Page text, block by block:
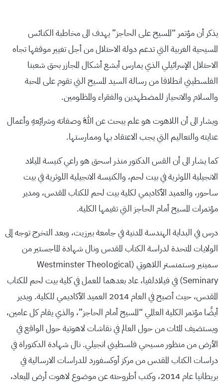
يذكر أن مؤتمر “المسيح على الحاجز” يهدف الى مخاطبة الكنائس
المسيحية الغربية التي تدعم دولة الاحتلال من أجل تغيير موقفها تجاه
الاحتلال الإسرائيلي الذي يمارس أبشع أشكال المجازر بحق شعبنا
الفلسطيني انطلاقا من رسالة السيد المسيح التي تقوم على المحبة
والسلام والانحياز للمضطهدين والفقراء والمظلومين.
ويشار الى أن اللاهوت هو علم يبحث عن اللَّه وصفاته وشرائِعهِ وأعمال
عنايته والتعاليم التي يجب الاعتقاد بها وممارستها.
كما يشار الى أن القس الدكتور منذر اسحق هو راعي كنيسة الميلاد
الانجيلية اللوثرية في بيت لحم، والكنيسة الانجيلية اللوثرية في بيت
ساحور، والعميد الأكاديمي لكلية بيت لحم للكتاب المقدس، ومدير
مؤتمرات المسيح أمام الحاجز التي تقيمها الكلية.
درس في البداية الهندسة المدنية في جامعة بيرزيت، وبعد التخرج توجه إلى
الولايات المتحدة لدراسة الكتاب المقدس ونال شهادة الماجستير من
سمينير وستمنستر اللاهوتي (Westminster Theological
Seminary) في فيلادلفيا، عاد بعدهما للعمل في كلية بيت لحم للكتاب
المقدس، حيث أصبح في العام 2014 العميد الأكاديمي للكلية. ويدير
أيضًا مؤتمر الكلية العالمي “المسيح أمام الحاجز”، والذي يقام كل عامين،
ويستضيف المئات من حول العالم في نقاشات لاهوتية حول الواقع في
الأرض من منظور مسيحي فلسطيني انجيلي. نال شهادة الدكتوراة في
دراسات الكتاب المقدس من مركز أوكسفورد للدراسات الارسالية في
بريطانيا عام 2014، وكتب أطروحته عن موضوع لاهوت أرض الميعاد،